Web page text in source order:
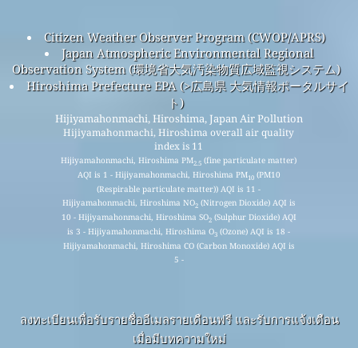
Citizen Weather Observer Program (CWOP/APRS)
Japan Atmospheric Environmental Regional
Observation System (環境省大気汚染物質広域監視システム)
Hiroshima Prefecture EPA (>広島県 大気情報ポータルサイ
ト)
Hijiyamahonmachi, Hiroshima, Japan Air Pollution
Hijiyamahonmachi, Hiroshima overall air quality
index is 11
Hijiyamahonmachi, Hiroshima PM2.5 (fine particulate matter)
AQI is 1 - Hijiyamahonmachi, Hiroshima PM10(PM10
(Respirable particulate matter)) AQI is 11 -
Hijiyamahonmachi, Hiroshima NO2(Nitrogen Dioxide) AQI is
10 - Hijiyamahonmachi, Hiroshima SO2(Sulphur Dioxide) AQI
is 3 - Hijiyamahonmachi, Hiroshima O3 (Ozone) AQI is 18 -
Hijiyamahonmachi, Hiroshima CO (Carbon Monoxide) AQI is
5 -
ลงทะเบียนเพื่อรับรายชื่ออีเมลรายเดือนฟรี และรับการแจ้งเตือน
เมื่อมีบทความใหม่